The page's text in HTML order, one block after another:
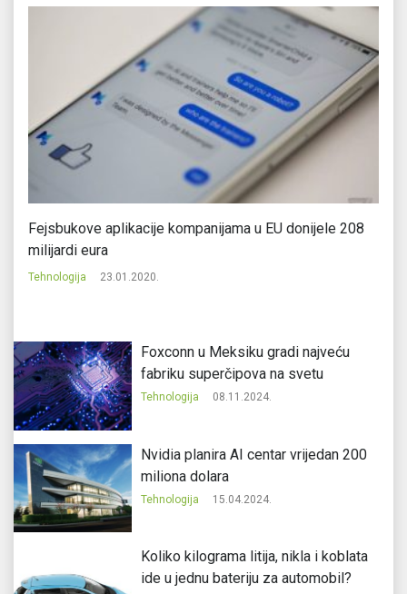
Fejsbukove aplikacije kompanijama u EU donijele 208
milijardi eura
Tehnologija 23.01.2020.
Foxconn u Meksiku gradi najveću
fabriku superčipova na svetu
Tehnologija 08.11.2024.
Nvidia planira AI centar vrijedan 200
miliona dolara
Tehnologija 15.04.2024.
Koliko kilograma litija, nikla i koblata
ide u jednu bateriju za automobil?